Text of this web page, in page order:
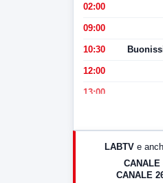
02:00
09:00
10:30
12:00
13:00
LABTV e
CANALE
CANALE